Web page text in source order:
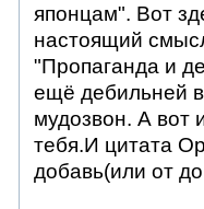
японцам". Вот
настоящий
"Пропаганда и
ещё дебильней
мудозвон. А вот
тебя.И цитата
добавь(или от